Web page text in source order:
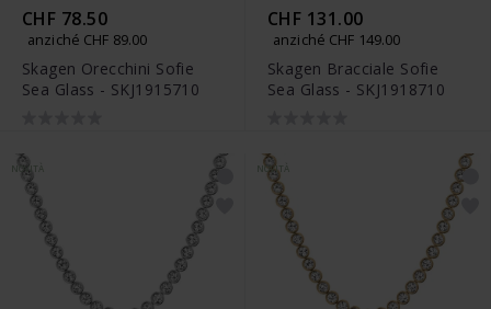
CHF 78.50
anziché CHF 89.00
Skagen Orecchini Sofie
Sea Glass - SKJ1915710
CHF 131.00
anziché CHF 149.00
Skagen Bracciale Sofie
Sea Glass - SKJ1918710
NOVITÀ NOVITÀ